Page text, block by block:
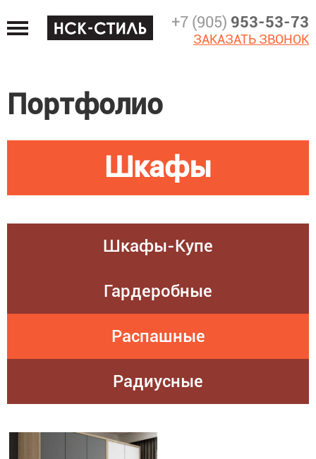
to
navigation
+7 (905) 953-53-73
ЗАКАЗАТЬ ЗВОНОК
Портфолио
Шкафы
Шкафы-Купе
Гардеробные
Распашные
Радиусные